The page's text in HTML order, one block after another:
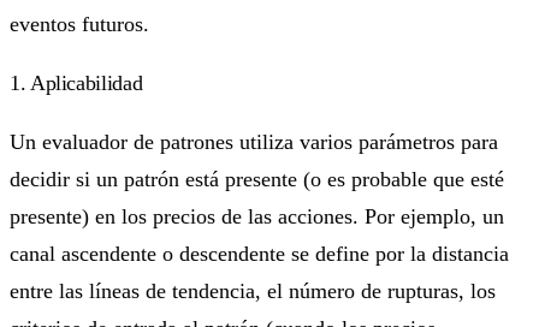
eventos futuros.
1. Aplicabilidad
Un evaluador de patrones utiliza varios parámetros para
decidir si un patrón está presente (o es probable que esté
presente) en los precios de las acciones. Por ejemplo, un
canal ascendente o descendente se define por la distancia
entre las líneas de tendencia, el número de rupturas, los